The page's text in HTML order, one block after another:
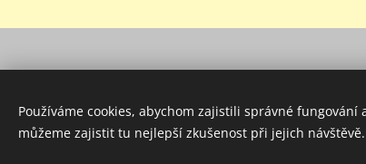
Používáme cookies, abychom zajistili správné fungování
můžeme zajistit tu nejlepší zkušenost při jejich návštěvě.